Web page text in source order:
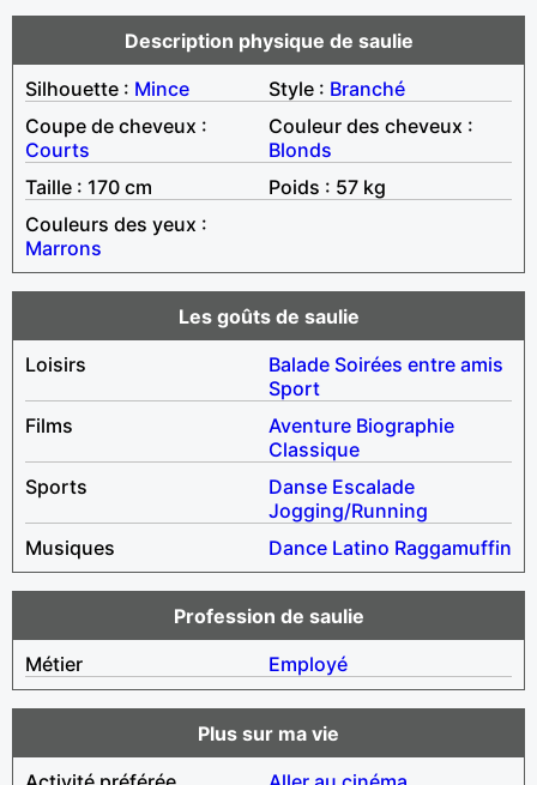
Description physique de saulie
Silhouette : Mince Style : Branché
Coupe de cheveux :
Courts
Couleur des cheveux :
Blonds
Taille : 170 cm
Poids : 57 kg
Couleurs des yeux :
Marrons
Les goûts de saulie
Loisirs
Balade Soirées entre amis
Sport
Films
Aventure Biographie
Classique
Sports
Danse Escalade
Jogging/Running
Musiques
Dance Latino Raggamuffin
Profession de saulie
Métier
Employé
Plus sur ma vie